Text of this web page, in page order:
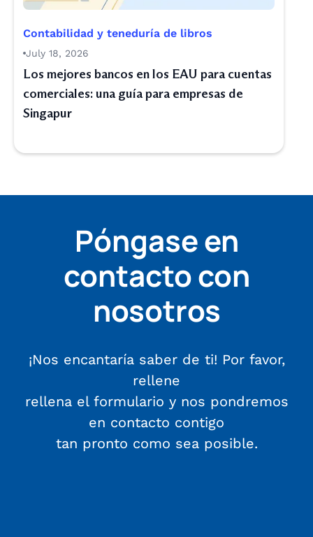
Contabilidad y teneduría de libros
July 18, 2026
Los mejores bancos en los EAU para cuentas
comerciales: una guía para empresas de
Singapur
Póngase en
contacto con
nosotros
¡Nos encantaría saber de ti! Por favor,
rellene
rellena el formulario y nos pondremos
en contacto contigo
tan pronto como sea posible.